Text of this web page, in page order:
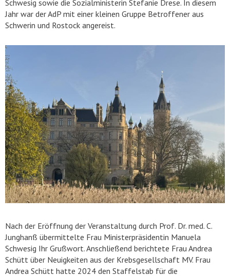
Schwesig sowie die Sozialministerin Stefanie Drese. In diesem
Jahr war der AdP mit einer kleinen Gruppe Betroffener aus
Schwerin und Rostock angereist.
Nach der Eröffnung der Veranstaltung durch Prof. Dr. med. C.
Junghanß übermittelte Frau Ministerpräsidentin Manuela
Schwesig Ihr Grußwort. Anschließend berichtete Frau Andrea
Schütt über Neuigkeiten aus der Krebsgesellschaft MV. Frau
Andrea Schütt hatte 2024 den Staffelstab für die